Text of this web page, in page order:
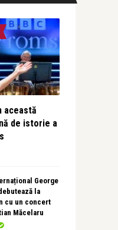
această
de istorie a
George
la
cu un concert
Măcelaru